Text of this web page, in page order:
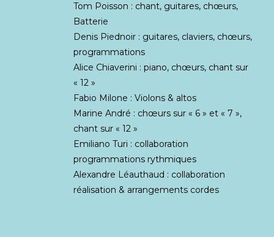
Tom Poisson : chant, guitares, chœurs,
Batterie
Denis Piednoir : guitares, claviers, chœurs,
programmations
Alice Chiaverini : piano, chœurs, chant sur
« 12 »
Fabio Milone : Violons & altos
Marine André : chœurs sur « 6 » et « 7 »,
chant sur « 12 »
Emiliano Turi : collaboration
programmations rythmiques
Alexandre Léauthaud : collaboration
réalisation & arrangements cordes